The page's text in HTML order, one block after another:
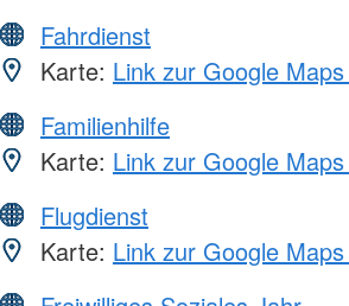
Fahrdienst
Karte: Link zur Google
Familienhilfe
Karte: Link zur Google
Flugdienst
Karte: Link zur Google